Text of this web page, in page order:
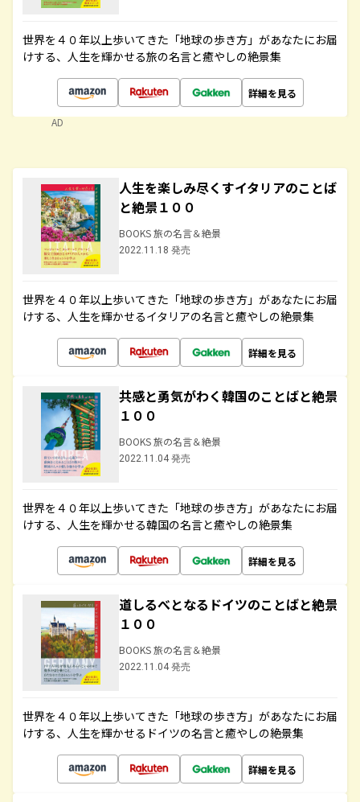
世界を４０年以上歩いてきた「地球の歩き方」があなたにお届
けする、人生を輝かせる旅の名言と癒やしの絶景集
詳細を見る
AD
人生を楽しみ尽くすイタリアのことば
と絶景１００
BOOKS 旅の名言＆絶景
2022.11.18 発売
世界を４０年以上歩いてきた「地球の歩き方」があなたにお届
けする、人生を輝かせるイタリアの名言と癒やしの絶景集
詳細を見る
共感と勇気がわく韓国のことばと絶景
１００
BOOKS 旅の名言＆絶景
2022.11.04 発売
世界を４０年以上歩いてきた「地球の歩き方」があなたにお届
けする、人生を輝かせる韓国の名言と癒やしの絶景集
詳細を見る
道しるべとなるドイツのことばと絶景
１００
BOOKS 旅の名言＆絶景
2022.11.04 発売
世界を４０年以上歩いてきた「地球の歩き方」があなたにお届
けする、人生を輝かせるドイツの名言と癒やしの絶景集
詳細を見る